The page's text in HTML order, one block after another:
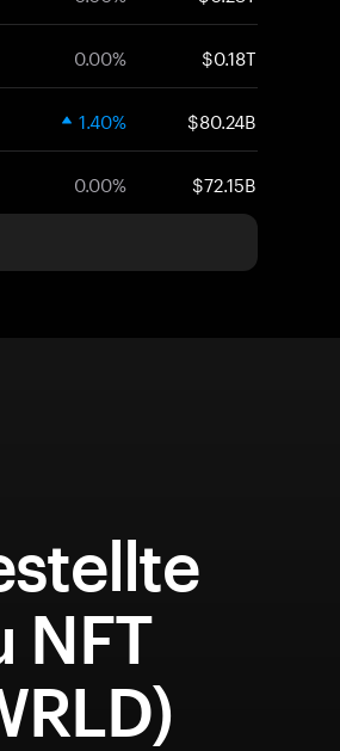
0.00% $0.18T
1.40% $80.24B
0.00% $72.15B
NFT